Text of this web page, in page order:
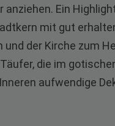
anziehen. Ein
mit gut
und der Kirche zum
die im
aufwendige